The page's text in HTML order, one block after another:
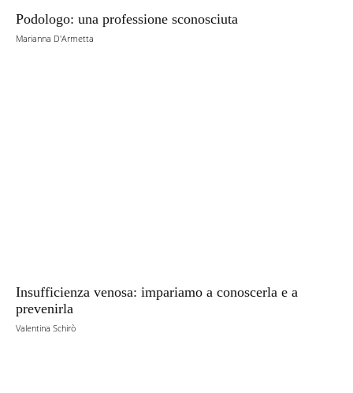
Podologo: una professione sconosciuta
Marianna D'Armetta
Insufficienza venosa: impariamo a conoscerla e a
prevenirla
Valentina Schirò